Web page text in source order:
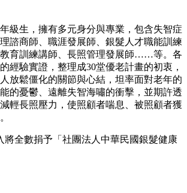
級生，擁有多元身分與專業，包含失智症
諮商師、職涯發展師、銀髮人才職能訓練
育訓練講師、長照管理發展師……等。各
經驗實證，整理成30堂優老計畫的初衷，
放鬆僵化的關節與心結，坦率面對老年的
的憂鬱、遠離失智海嘯的衝擊，並期許透
輕長照壓力，使照顧者喘息、被照顧者獲
將全數捐予「社團法人中華民國銀髮健康